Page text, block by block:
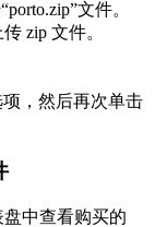
文件。
zip 文件。
，然后再次单击
盘中查看购买的